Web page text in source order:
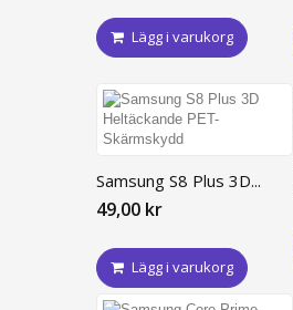
Lägg i varukorg
Samsung S8 Plus 3D...
49,00 kr
Lägg i varukorg